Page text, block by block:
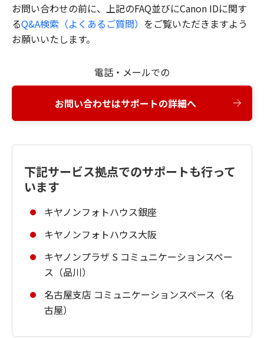
お問い合わせの前に、上記のFAQ並びにCanon IDに関す
るQ&A検索（よくあるご質問） をご覧いただきますよう
お願いいたします。
電話・メールでの
お問い合わせはサポートの詳細へ
下記サービス拠点でのサポートも行って
います
キヤノンフォトハウス銀座
キヤノンフォトハウス大阪
キヤノンプラザ S コミュニケーションスペー
ス（品川）
名古屋支店 コミュニケーションスペース（名
古屋）